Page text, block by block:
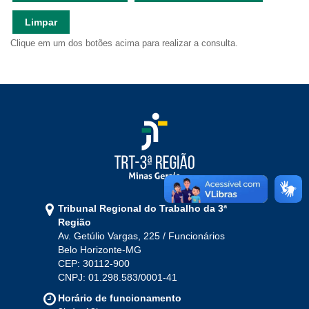
Ouvidoria
Contato
Limpar
Clique em um dos botões acima para realizar a consulta.
Tribunal Regional do Trabalho da 3ª
Região
Av. Getúlio Vargas, 225 / Funcionários
Belo Horizonte-MG
CEP: 30112-900
CNPJ: 01.298.583/0001-41
Horário de funcionamento